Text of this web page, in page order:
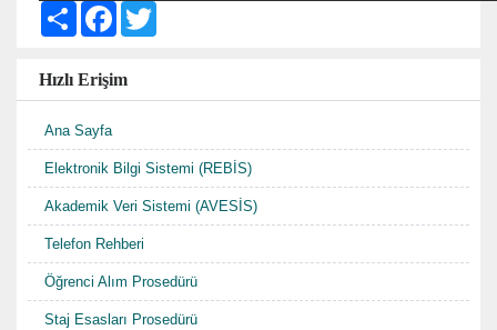
S
e
F
b
o
e
Hızlı Erişim
Ana Sayfa
Elektronik Bilgi Sistemi (REBİS)
Akademik Veri Sistemi (AVESİS)
Telefon Rehberi
Öğrenci Alım Prosedürü
Staj Esasları Prosedürü